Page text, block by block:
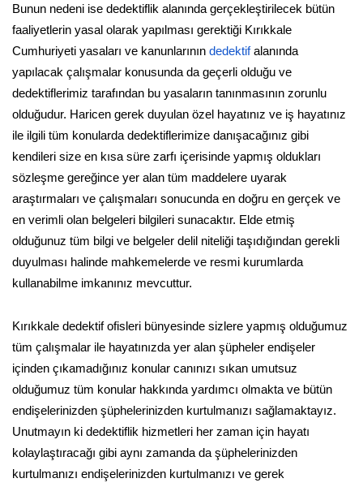
Bunun nedeni ise dedektiflik alanında gerçekleştirilecek bütün
faaliyetlerin yasal olarak yapılması gerektiği Kırıkkale
Cumhuriyeti yasaları ve kanunlarının dedektifalanında
yapılacak çalışmalar konusunda da geçerli olduğu ve
dedektiflerimiz tarafından bu yasaların tanınmasının zorunlu
olduğudur. Haricen gerek duyulan özel hayatınız ve iş hayatınız
ile ilgili tüm konularda dedektiflerimize danışacağınız gibi
kendileri size en kısa süre zarfı içerisinde yapmış oldukları
sözleşme gereğince yer alan tüm maddelere uyarak
araştırmaları ve çalışmaları sonucunda en doğru en gerçek ve
en verimli olan belgeleri bilgileri sunacaktır. Elde etmiş
olduğunuz tüm bilgi ve belgeler delil niteliği taşıdığından gerekli
duyulması halinde mahkemelerde ve resmi kurumlarda
kullanabilme imkanınız mevcuttur.
Kırıkkale dedektif ofisleri bünyesinde sizlere yapmış olduğumuz
tüm çalışmalar ile hayatınızda yer alan şüpheler endişeler
içinden çıkamadığınız konular canınızı sıkan umutsuz
olduğumuz tüm konular hakkında yardımcı olmakta ve bütün
endişelerinizden şüphelerinizden kurtulmanızı sağlamaktayız.
Unutmayın ki dedektiflik hizmetleri her zaman için hayatı
kolaylaştıracağı gibi aynı zamanda da şüphelerinizden
kurtulmanızı endişelerinizden kurtulmanızı ve gerek